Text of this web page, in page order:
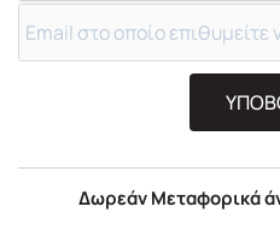
Δωρεάν Μεταφορικά